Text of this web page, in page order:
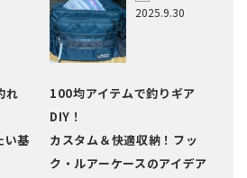
れ
い基
2025.9.30
100均アイテムで釣りギア
DIY！
カスタム＆快適収納！フッ
ク・ルアーケースのアイデア